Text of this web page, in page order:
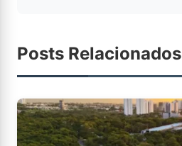
Posts Relacionados